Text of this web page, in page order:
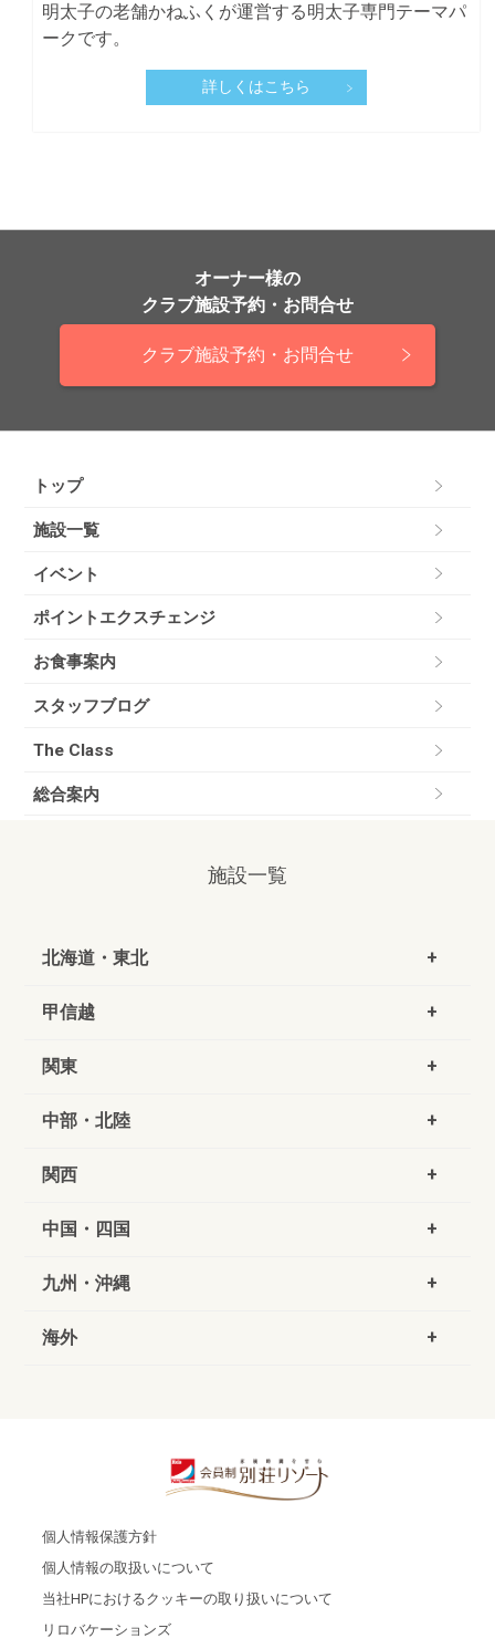
明太子の老舗かねふくが運営する明太子専門テーマパ
ークです。
詳しくはこちら
オーナー様の
クラブ施設予約・お問合せ
クラブ施設予約・お問合せ
トップ
施設一覧
イベント
ポイントエクスチェンジ
お食事案内
スタッフブログ
The Class
総合案内
施設一覧
北海道・東北
甲信越
関東
中部・北陸
関西
中国・四国
九州・沖縄
海外
個人情報保護方針
個人情報の取扱いについて
当社HPにおけるクッキーの取り扱いについて
リロバケーションズ